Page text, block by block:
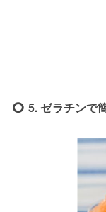
5. ゼラチンで